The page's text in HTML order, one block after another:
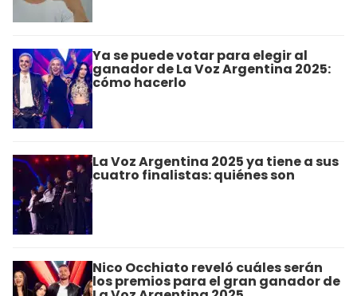
Ya se puede votar para elegir al
ganador de La Voz Argentina 2025:
cómo hacerlo
La Voz Argentina 2025 ya tiene a sus
cuatro finalistas: quiénes son
Nico Occhiato reveló cuáles serán
los premios para el gran ganador de